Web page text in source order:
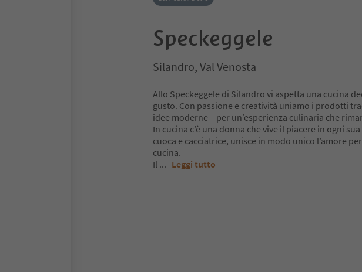
Speckeggele
Silandro, Val Venosta
Allo Speckeggele di Silandro vi aspetta una cucina
gusto. Con passione e creatività uniamo i prodotti
idee moderne – per un’esperienza culinaria che
In cucina c’è una donna che vive il piacere in ogni
cuoca e cacciatrice, unisce in modo unico l’amore
cucina.
Il ... Leggi tutto